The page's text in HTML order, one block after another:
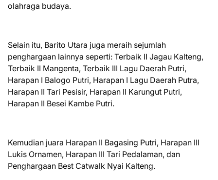
olahraga budaya.
Selain itu, Barito Utara juga meraih sejumlah
penghargaan lainnya seperti: Terbaik II Jagau Kalteng,
Terbaik II Mangenta, Terbaik III Lagu Daerah Putri,
Harapan I Balogo Putri, Harapan I Lagu Daerah Putra,
Harapan II Tari Pesisir, Harapan II Karungut Putri,
Harapan II Besei Kambe Putri.
Kemudian juara Harapan II Bagasing Putri, Harapan III
Lukis Ornamen, Harapan III Tari Pedalaman, dan
Penghargaan Best Catwalk Nyai Kalteng.